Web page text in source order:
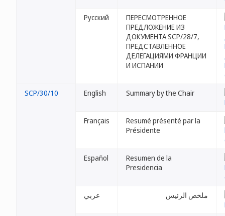
Русский
ПЕРЕСМОТРЕННОЕ
ПРЕДЛОЖЕНИЕ ИЗ
ДОКУМЕНТА SCP/28/7,
ПРЕДСТАВЛЕННОЕ
ДЕЛЕГАЦИЯМИ ФРАНЦИИ
И ИСПАНИИ
SCP/30/10 English Summary by the Chair
Français
Resumé présenté par la
Présidente
Español
Resumen de la
Presidencia
عربي ملخص الرئيس